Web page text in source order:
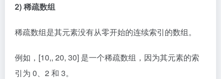
2) 稀疏数组
稀疏数组是其元素没有从零开始的连续索引的数组。
例如，[10,, 20, 30] 是一个稀疏数组，因为其元素的索
引为 0、2 和 3。